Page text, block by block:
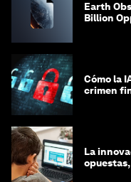
Earth
Billion
Cómo la
crimen
La